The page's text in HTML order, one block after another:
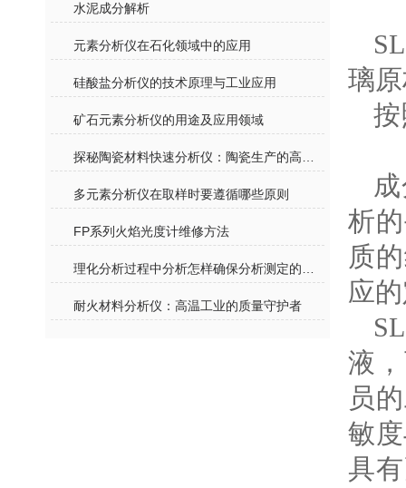
水泥成分解析
元素分析仪在石化领域中的应用
硅酸盐分析仪的技术原理与工业应用
矿石元素分析仪的用途及应用领域
多元素分析仪在取样时要遵循哪些原则
FP系列火焰光度计维修方法
耐火材料分析仪：高温工业的质量守护者
璃
析
质
应
液
员
敏
具